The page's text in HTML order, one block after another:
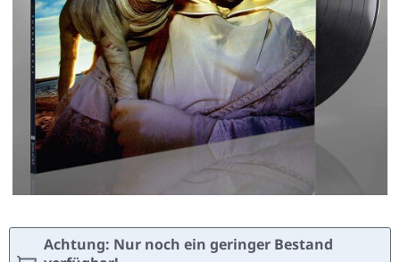
Achtung: Nur noch ein geringer Bestand